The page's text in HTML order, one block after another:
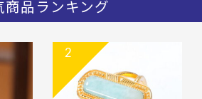
商品ランキング
2